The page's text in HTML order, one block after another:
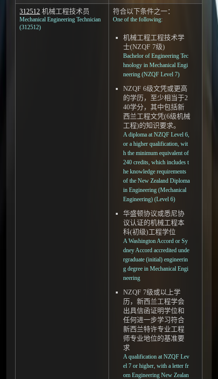
312512 机械工程技术员
Mechanical Engineering Technician
(312512)
符合以下条件之一：
One of the following:
机械工程工程技术学
士(NZQF 7级)
Bachelor of Engineering Tec
hnology in Mechanical Engi
neering (NZQF Level 7)
NZQF 6级文凭或更高
的学历，至少相当于2
40学分，其中包括新
西兰工程文凭(6级机械
工程)的知识要求。
A diploma at NZQF Level 6,
or a higher qualification, wit
h the minimum equivalent of
240 credits, which includes t
he knowledge requirements
of the New Zealand Diploma
in Engineering (Mechanical
Engineering) (Level 6)
华盛顿协议或悉尼协
议认证的机械工程本
科(初级)工程学位
A Washington Accord or Sy
dney Accord accredited unde
rgraduate (initial) engineerin
g degree in Mechanical Engi
neering
NZQF 7级或以上学
历，新西兰工程学会
出具信函证明学位和
任何进一步学习符合
新西兰特许专业工程
师专业地位的基准要
求
A qualification at NZQF Lev
el 7 or higher, with a letter fr
om Engineering New Zealan